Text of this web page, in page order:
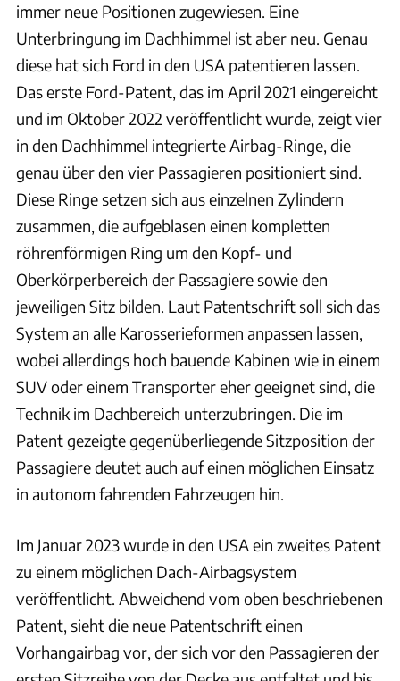
immer neue Positionen zugewiesen. Eine
Unterbringung im Dachhimmel ist aber neu. Genau
diese hat sich Ford in den USA patentieren lassen.
Das erste Ford-Patent, das im April 2021 eingereicht
und im Oktober 2022 veröffentlicht wurde, zeigt vier
in den Dachhimmel integrierte Airbag-Ringe, die
genau über den vier Passagieren positioniert sind.
Diese Ringe setzen sich aus einzelnen Zylindern
zusammen, die aufgeblasen einen kompletten
röhrenförmigen Ring um den Kopf- und
Oberkörperbereich der Passagiere sowie den
jeweiligen Sitz bilden. Laut Patentschrift soll sich das
System an alle Karosserieformen anpassen lassen,
wobei allerdings hoch bauende Kabinen wie in einem
SUV oder einem Transporter eher geeignet sind, die
Technik im Dachbereich unterzubringen. Die im
Patent gezeigte gegenüberliegende Sitzposition der
Passagiere deutet auch auf einen möglichen Einsatz
in autonom fahrenden Fahrzeugen hin.
Im Januar 2023 wurde in den USA ein zweites Patent
zu einem möglichen Dach-Airbagsystem
veröffentlicht. Abweichend vom oben beschriebenen
Patent, sieht die neue Patentschrift einen
Vorhangairbag vor, der sich vor den Passagieren der